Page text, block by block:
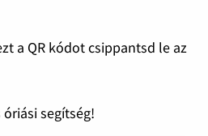
a QR kódot csippantsd le az
segítség!